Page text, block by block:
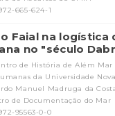
665-624-1
Faial na logística
no "século
de História de Além Mar
da Universidade
Manuel Madruga da
de Documentação do Mar
95563-0-0